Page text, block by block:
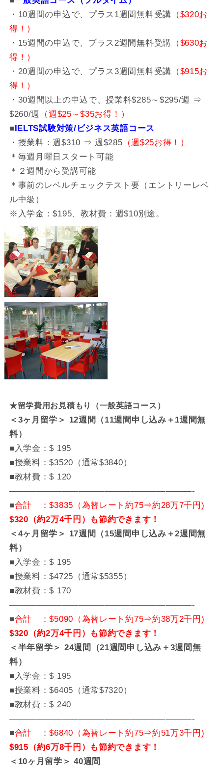
・10週間の申込で、プラス1週間無料受講 （$320お
得！）
・15週間の申込で、プラス2週間無料受講 （$630お
得！）
・20週間の申込で、プラス3週間無料受講 （$915お
得！）
・30週間以上の申込で、授業料$285～$295/週 ⇒
$260/週
（週$25～$35お得！）
■IELTS試験対策/ビジネス英語コース
・授業料：週$310 ⇒ 週$285 （週$25お得！）
＊毎週月曜日スタート可能
＊２週間から受講可能
＊事前のレベルチェックテスト要（エントリーレベ
ル中級）
※入学金：$195、教材費：週$10別途。
★留学費用お見積もり（一般英語コース）
＜3ヶ月留学＞ 12週間（11週間申し込み＋1週間無
料）
■入学金：$ 195
■授業料：$3520（通常$3840）
■教材費：$ 120
—————————————————————-
■合計 ：$3835（為替レート約75⇒約28万7千円)
$320（約2万4千円）も節約できます！
＜4ヶ月留学＞ 17週間（15週間申し込み＋2週間無
料）
■入学金：$ 195
■授業料：$4725（通常$5355）
■教材費：$ 170
—————————————————————-
■合計 ：$5090（為替レート約75⇒約38万2千円)
$320（約2万4千円）も節約できます！
＜半年留学＞ 24週間（21週間申し込み＋3週間無
料）
■入学金：$ 195
■授業料：$6405（通常$7320）
■教材費：$ 240
—————————————————————-
■合計 ：$6840（為替レート約75⇒約51万3千円)
$915（約6万8千円）も節約できます！
＜10ヶ月留学＞ 40週間